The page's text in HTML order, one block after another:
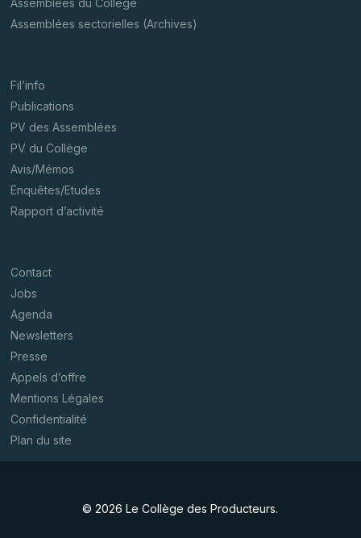
Assemblées sectorielles (Archives)
Fil’info
Publications
PV des Assemblées
PV du Collège
Avis/Mémos
Enquêtes/Etudes
Rapport d’activité
Contact
Jobs
Agenda
Newsletters
Presse
Appels d’offre
Mentions Légales
Confidentialité
Plan du site
© 2026 Le Collège des Producteurs.